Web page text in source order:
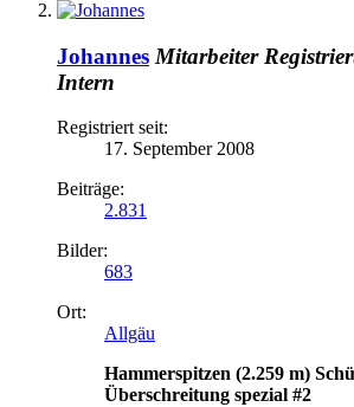
Johannes Mitarbeiter
Intern
Registriert seit:
17. September 2008
Beiträge:
2.831
Bilder:
683
Ort:
Allgäu
Hammerspitzen (2.259 m)
Überschreitung spezial #2